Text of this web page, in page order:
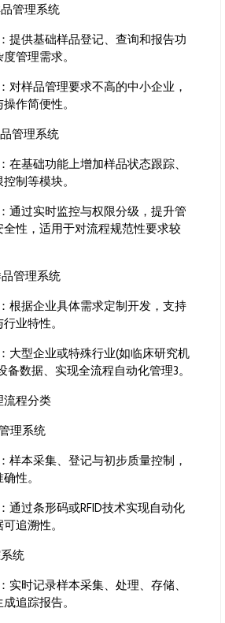
管理系统
供基础样品登记、查询和报告功
管理需求。
样品管理要求不高的中小企业，
作简便性。
管理系统
基础功能上增加样品状态跟踪、
制等模块。
过实时监控与权限分级，提升管
性，适用于对流程规范性要求较
管理系统
据企业具体需求定制开发，支持
业特性。
型企业或特殊行业(如临床研究机
数据、实现全流程自动化管理3。
程分类
理系统
本采集、登记与初步质量控制，
性。
过条形码或RFID技术实现自动化
追溯性。
统
时记录样本采集、处理、存储、
追踪报告。